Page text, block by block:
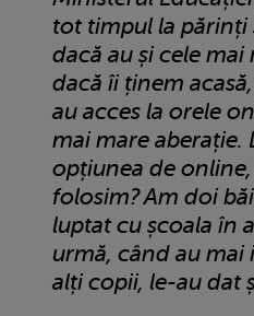
tot timpul la părinți
dacă au și cele
dacă îi ținem
au acces la orele
mai mare aberație.
opțiunea de
folosim? Am doi
luptat cu școala în
urmă, când au
alți copii, le-au dat